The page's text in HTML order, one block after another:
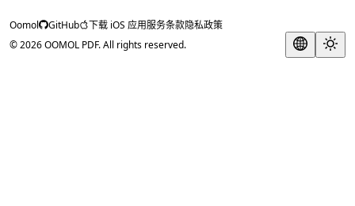
Oomol GitHub 下载 iOS 应用服务条款隐私政策
© 2026 OOMOL PDF. All rights reserved.